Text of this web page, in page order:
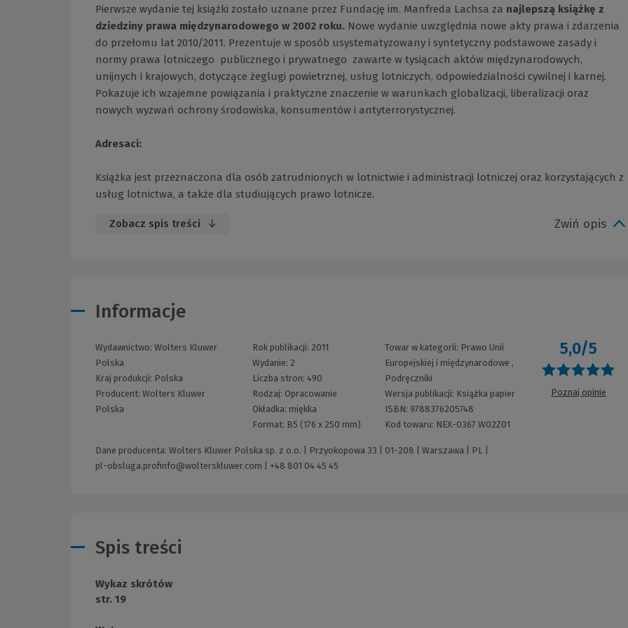
Pierwsze wydanie tej książki zostało uznane przez Fundację im. Manfreda Lachsa za najlepszą książkę z
dziedziny prawa międzynarodowego w 2002 roku. Nowe wydanie uwzględnia nowe akty prawa i zdarzenia
do przełomu lat 2010/2011. Prezentuje w sposób usystematyzowany i syntetyczny podstawowe zasady i
normy prawa lotniczego  publicznego i prywatnego  zawarte w tysiącach aktów międzynarodowych,
unijnych i krajowych, dotyczące żeglugi powietrznej, usług lotniczych, odpowiedzialności cywilnej i karnej.
Pokazuje ich wzajemne powiązania i praktyczne znaczenie w warunkach globalizacji, liberalizacji oraz
nowych wyzwań ochrony środowiska, konsumentów i antyterrorystycznej.
Adresaci:
Książka jest przeznaczona dla osób zatrudnionych w lotnictwie i administracji lotniczej oraz korzystających z
usług lotnictwa, a także dla studiujących prawo lotnicze.
Zobacz spis treści Zwiń opis
Informacje
Wydawnictwo: Wolters Kluwer
Polska
Kraj produkcji: Polska
Producent: Wolters Kluwer
Polska
Rok publikacji: 2011
Wydanie: 2
Liczba stron: 490
Rodzaj: Opracowanie
Okładka: miękka
Format: B5 (176 x 250 mm)
Towar w kategorii: Prawo Unii
Europejskiej i międzynarodowe ,
Podręczniki
Wersja publikacji: Książka papier
ISBN: 9788376205748
Kod towaru: NEX-0367 W02Z01
5,0/5
Poznaj opinie
Dane producenta: Wolters Kluwer Polska sp. z o.o. | Przyokopowa 33 | 01-208 | Warszawa | PL |
pl-obsluga.profinfo@wolterskluwer.com
+48 801 04 45 45
Spis treści
Wykaz skrótów
str. 19